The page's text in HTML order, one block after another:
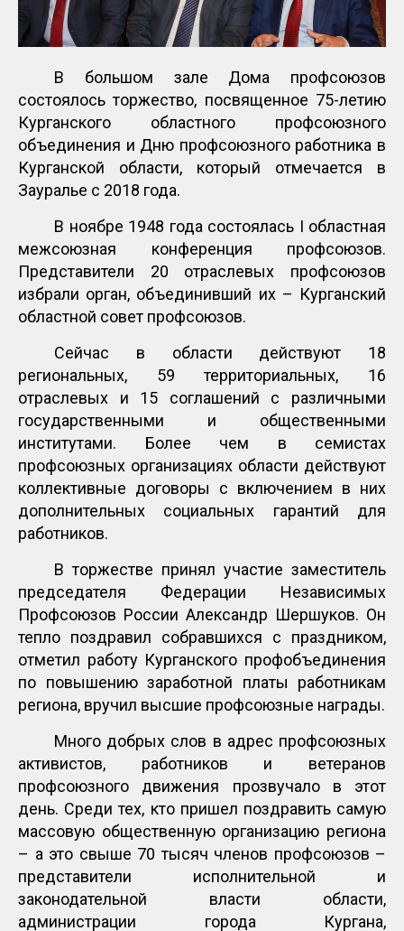
В большом зале Дома профсоюзов
состоялось торжество, посвященное 75-летию
Курганского областного профсоюзного
объединения и Дню профсоюзного работника в
Курганской области, который отмечается в
Зауралье с 2018 года.
В ноябре 1948 года состоялась I областная
межсоюзная конференция профсоюзов.
Представители 20 отраслевых профсоюзов
избрали орган, объединивший их – Курганский
областной совет профсоюзов.
Сейчас в области действуют 18
региональных, 59 территориальных, 16
отраслевых и 15 соглашений с различными
государственными и общественными
институтами. Более чем в семистах
профсоюзных организациях области действуют
коллективные договоры с включением в них
дополнительных социальных гарантий для
работников.
В торжестве принял участие заместитель
председателя Федерации Независимых
Профсоюзов России Александр Шершуков. Он
тепло поздравил собравшихся с праздником,
отметил работу Курганского профобъединения
по повышению заработной платы работникам
региона, вручил высшие профсоюзные награды.
Много добрых слов в адрес профсоюзных
активистов, работников и ветеранов
профсоюзного движения прозвучало в этот
день. Среди тех, кто пришел поздравить самую
массовую общественную организацию региона
– а это свыше 70 тысяч членов профсоюзов –
представители исполнительной и
законодательной власти области,
администрации города Кургана,